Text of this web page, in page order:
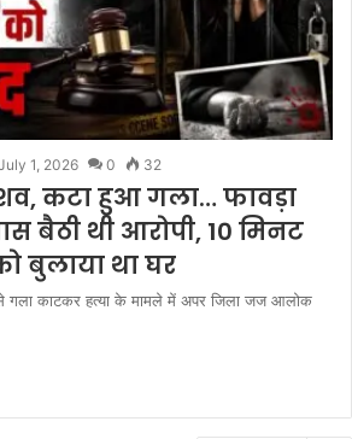
1, 2026 0 32
कटा हुआ गला… फावड़ा
बैठी थी आरोपी, 10 मिनट
बुलाया था घर
गला काटकर हत्या के मामले में अपर जिला जज आलोक